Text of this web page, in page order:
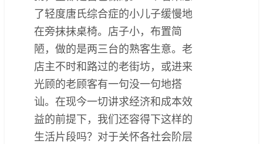
了轻度唐氏综合症的小儿子缓慢地
在旁抹抹桌椅。店子小，布置简
陋，做的是两三台的熟客生意。老
店主不时和路过的老街坊，或进来
光顾的老顾客有一句没一句地搭
讪。在现今一切讲求经济和成本效
益的前提下，我们还容得下这样的
生活片段吗？对于关怀各社会阶层